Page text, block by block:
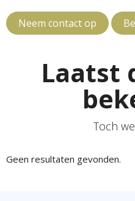
Neem contact op
Laatst
Toch
Geen resultaten gevonden.